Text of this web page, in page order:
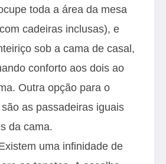
toda a área da mesa
cadeiras inclusas), e
sob a cama de casal,
conforto aos dois ao
Outra opção para o
as passadeiras iguais
da cama.
uma infinidade de